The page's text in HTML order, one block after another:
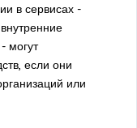
в сервисах -
могут
если они
или